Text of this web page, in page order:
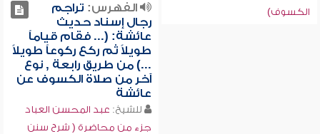
الكسوف)
الفهرس: تراجم
رجال إسناد حديث
عائشة: (... فقام قياماً
طويلاً ثم ركع ركوعاً طويلاً
...) من طريق رابعة , نوع
آخر من صلاة الكسوف عن
عائشة
للشيخ: عبد المحسن العباد
جزء من محاضرة ( شرح سنن